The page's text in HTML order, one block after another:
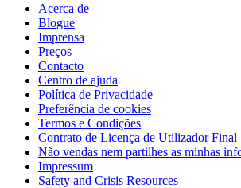
Acerca de
Blogue
Imprensa
Preços
Contacto
Centro de ajuda
Política de Privacidade
Preferência de cookies
Termos e Condições
Contrato de Licença de Utilizador Final
Não vendas nem partilhes as minhas
Impressum
Safety and Crisis Resources